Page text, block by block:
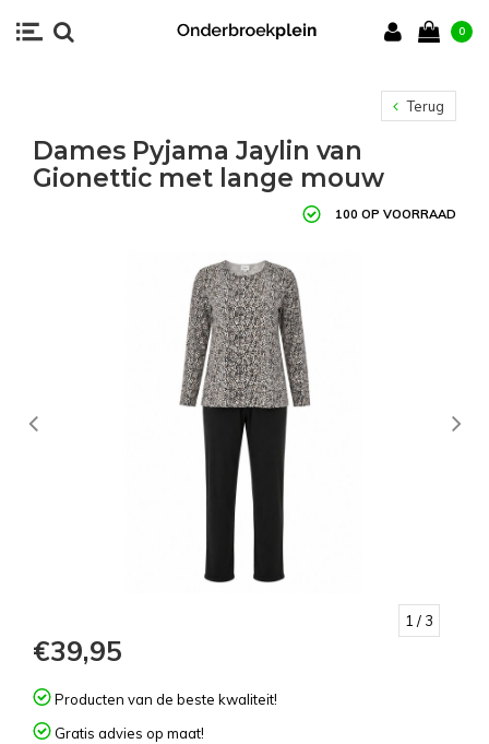
0
Terug
Dames Pyjama Jaylin van
Gionettic met lange mouw
100 OP VOORRAAD
1 / 3
€39,95
Producten van de beste kwaliteit!
Gratis advies op maat!